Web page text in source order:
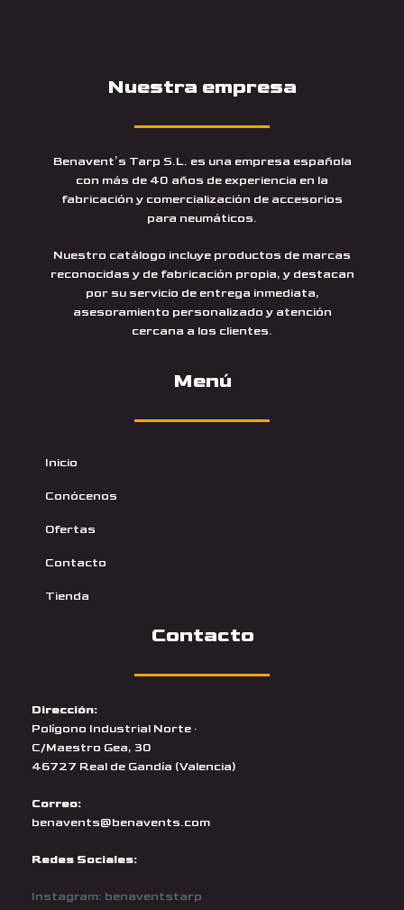
Nuestra empresa
Benavent’s Tarp S.L. es una empresa española
con más de 40 años de experiencia en la
fabricación y comercialización de accesorios
para neumáticos.
Nuestro catálogo incluye productos de marcas
reconocidas y de fabricación propia, y destacan
por su servicio de entrega inmediata,
asesoramiento personalizado y atención
cercana a los clientes.
Menú
Inicio
Conócenos
Ofertas
Contacto
Tienda
Contacto
Dirección:
Polígono Industrial Norte ·
C/Maestro Gea, 30
46727 Real de Gandía (Valencia)
Correo:
benavents@benavents.com
Redes Sociales:
Instagram: benaventstarp